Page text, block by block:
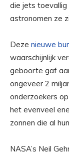
die jets toevallig
astronomen ze
Deze nieuwe
waarschijnlijk
geboorte gaf
ongeveer 2
onderzoekers
het evenveel
zonnen die al
NASA’s Neil